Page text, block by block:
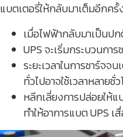
แบตเตอรี่ให้กลับมาเต็มอีกค
เมื่อไฟฟ้ากลับมาเป็นปก
UPS จะเริ่มกระบวนกา
ระยะเวลาในการชาร์จ
ทั่วไปอาจใช้เวลาหลาย
หลีกเลี่ยงการปล่อยให้แ
ทำให้อาการแบต UPS เ